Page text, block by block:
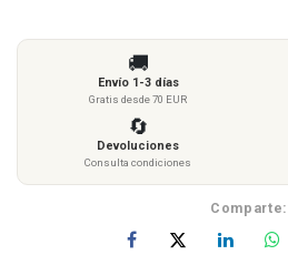
🚚
Envío 1-3 días
Gratis desde 70 EUR
🔄
Devoluciones
Consulta condiciones
Comparte: